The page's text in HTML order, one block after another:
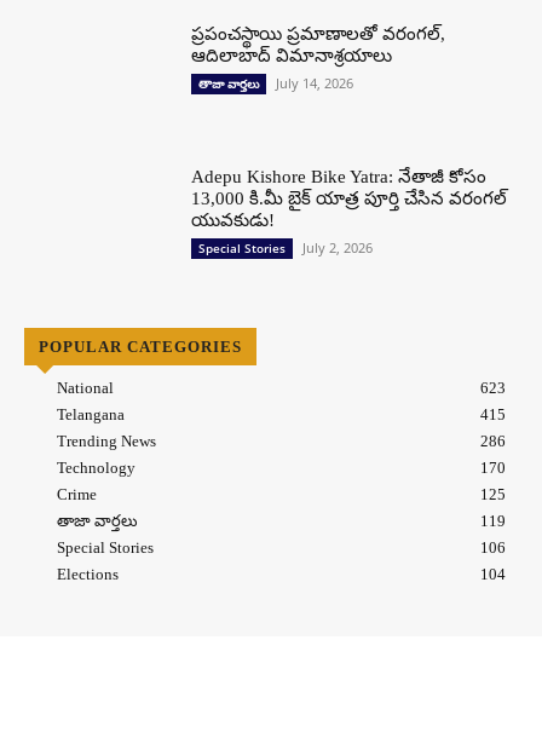
ప్రపంచస్థాయి ప్రమాణాలతో వరంగల్,
ఆదిలాబాద్ విమానాశ్రయాలు
తాజా వార్తలు July 14, 2026
Adepu Kishore Bike Yatra: నేతాజీ కోసం
13,000 కి.మీ బైక్ యాత్ర పూర్తి చేసిన వరంగల్
యువకుడు!
Special Stories July 2, 2026
POPULAR CATEGORIES
National
623
Telangana
415
Trending News
286
Technology
170
Crime
125
తాజా వార్తలు
119
Special Stories
106
Elections
104